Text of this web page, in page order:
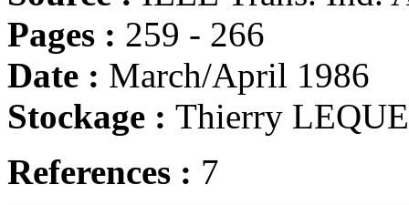
Pages : 259 - 266
Date : March/April 1986
Stockage : Thierry
References : 7